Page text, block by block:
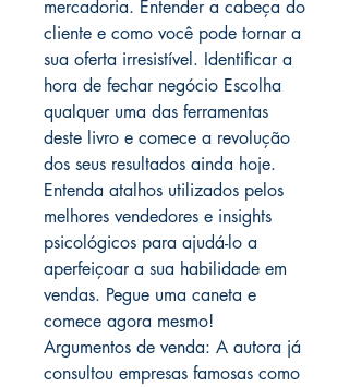
mercadoria. Entender a cabeça do
cliente e como você pode tornar a
sua oferta irresistível. Identificar a
hora de fechar negócio Escolha
qualquer uma das ferramentas
deste livro e comece a revolução
dos seus resultados ainda hoje.
Entenda atalhos utilizados pelos
melhores vendedores e insights
psicológicos para ajudá-lo a
aperfeiçoar a sua habilidade em
vendas. Pegue uma caneta e
comece agora mesmo!
Argumentos de venda: A autora já
consultou empresas famosas como